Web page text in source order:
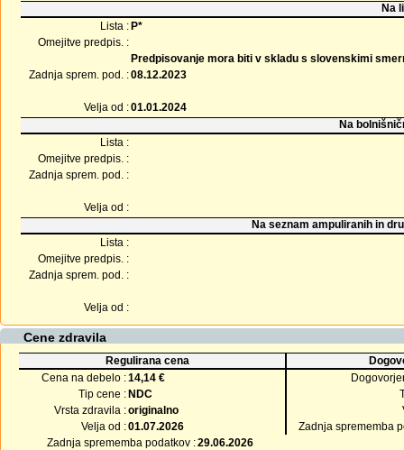
Na
Lista : P*
Omejitve predpis. :
Predpisovanje mora biti v skladu s slovenskimi
Zadnja sprem. pod. :08.12.2023
Velja od :01.01.2024
Na
Lista :
Omejitve predpis. :
Zadnja sprem. pod. :
Velja od :
Na seznam ampuliranih in
Lista :
Omejitve predpis. :
Zadnja sprem. pod. :
Velja od :
Cene zdravila
Regulirana cena
Cena na debelo :14,14 €
Tip cene : NDC
Vrsta zdravila :originalno
Velja od :01.07.2026
Zadnja sprememba
Zadnja sprememba podatkov :29.06.2026